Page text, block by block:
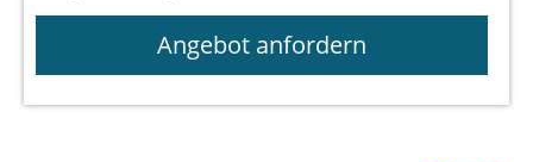
Angebot anfordern